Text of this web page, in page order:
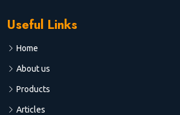
Useful Links
Home
About us
Products
Articles